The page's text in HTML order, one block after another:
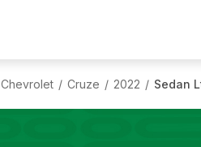
Chevrolet / Cruze / 2022 / Sedan